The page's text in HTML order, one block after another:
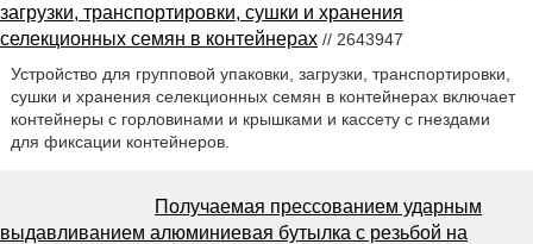
загрузки, транспортировки, сушки и хранения
селекционных семян в контейнерах // 2643947
Устройство для групповой упаковки, загрузки, транспортировки,
сушки и хранения селекционных семян в контейнерах включает
контейнеры с горловинами и крышками и кассету с гнездами
для фиксации контейнеров.
Получаемая прессованием ударным
выдавливанием алюминиевая бутылка с резьбой на